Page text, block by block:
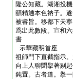
隆公知藏。湖湘投
賾精通本色衲子。
被睿旨。移都下天
爲出此數段。宣和
書
示華藏明首座
祖師門下直截指示
向上人聊聞擧著剔
鈍置。古者道。擧